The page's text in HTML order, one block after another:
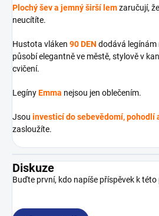
Plochý šev a jemný širší lemzaručují,
neucítíte.
Hustota vláken 90 DEN dodává
působí elegantně ve městě, stylově v
cvičení.
LegínyEmma nejsou jen oblečením.
Jsou investicí do sebevědomí, pohodlí
zasloužíte.
Diskuze
Buďte první, kdo napíše příspěvek k této